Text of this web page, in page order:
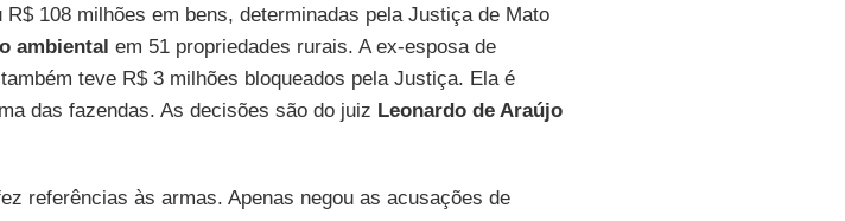
R$ 108 milhões em bens, determinadas pela Justiça de Mato
ambiental em 51 propriedades rurais. A ex-esposa de
teve R$ 3 milhões bloqueados pela Justiça. Ela é
das fazendas. As decisões são do juiz Leonardo de Araújo
referências às armas. Apenas negou as acusações de